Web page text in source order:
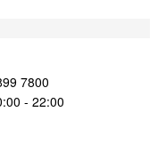
7800
- 22:00